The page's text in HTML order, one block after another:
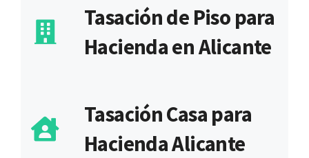
Tasación de Piso para
Hacienda en Alicante
Tasación Casa para
Hacienda Alicante